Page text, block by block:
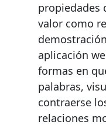
propiedades
valor como
aplicación
formas en
palabras,
contraerse
relaciones